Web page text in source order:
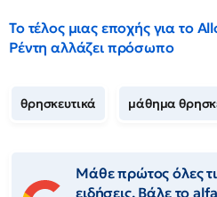
Το τέλος μιας εποχής για το
Ρέντη αλλάζει πρόσωπο
θρησκευτικά μάθημα
Μάθε πρώτος όλες
ειδήσεις. Βάλε το